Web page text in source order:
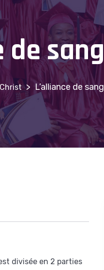
de sang
> L’alliance de sang
divisée en 2 parties